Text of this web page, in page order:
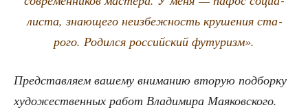
ли­ста, зна­ю­ще­го неиз­беж­ность кру­ше­ния ста­
ро­го. Родил­ся рос­сий­ский футуризм».
Пред­став­ля­ем ваше­му вни­ма­нию вто­рую под­бор­ку
худо­же­ствен­ных работ Вла­ди­ми­ра Мая­ков­ско­го.